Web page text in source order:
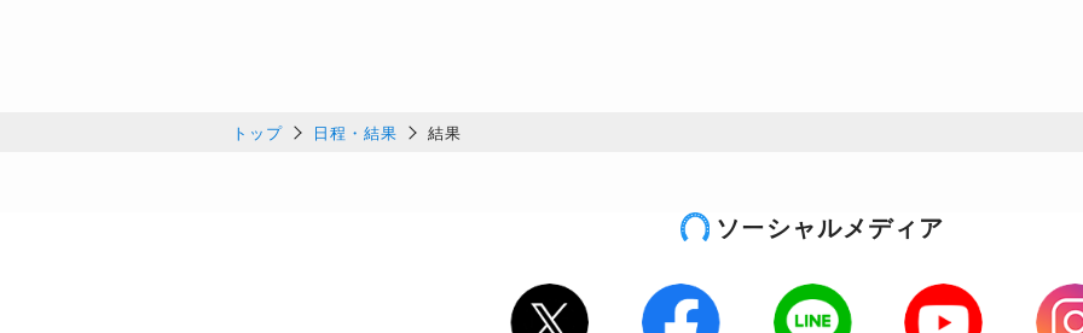
トップ 日程・結果 結果
ソーシャルメディア